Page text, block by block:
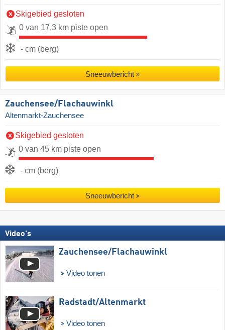
Skigebied gesloten
0 van 17,3 km piste open
- cm (berg)
Sneeuwbericht
Zauchensee/​Flachauwinkl
Altenmarkt-Zauchensee
Skigebied gesloten
0 van 45 km piste open
- cm (berg)
Sneeuwbericht
Video's
Zauchensee/​Flachauwinkl
Video tonen
Radstadt/​Altenmarkt
Video tonen